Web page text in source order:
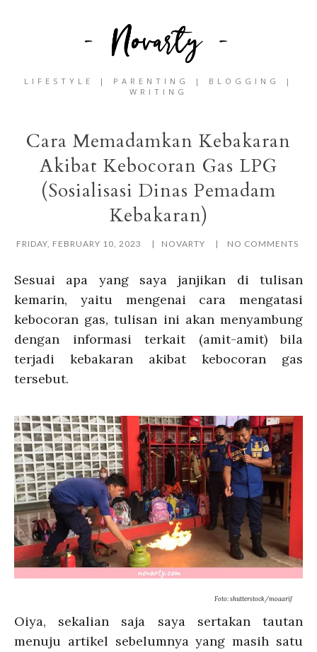
LIFESTYLE | PARENTING | BLOGGING |
WRITING
Cara Memadamkan Kebakaran
Akibat Kebocoran Gas LPG
(Sosialisasi Dinas Pemadam
Kebakaran)
FRIDAY, FEBRUARY 10, 2023 NOVARTY NO COMMENTS
Sesuai apa yang saya janjikan di tulisan
kemarin, yaitu mengenai cara mengatasi
kebocoran gas, tulisan ini akan menyambung
dengan informasi terkait (amit-amit) bila
terjadi kebakaran akibat kebocoran gas
tersebut.
Foto: shutterstock/moaarif
Oiya, sekalian saja saya sertakan tautan
menuju artikel sebelumnya yang masih satu